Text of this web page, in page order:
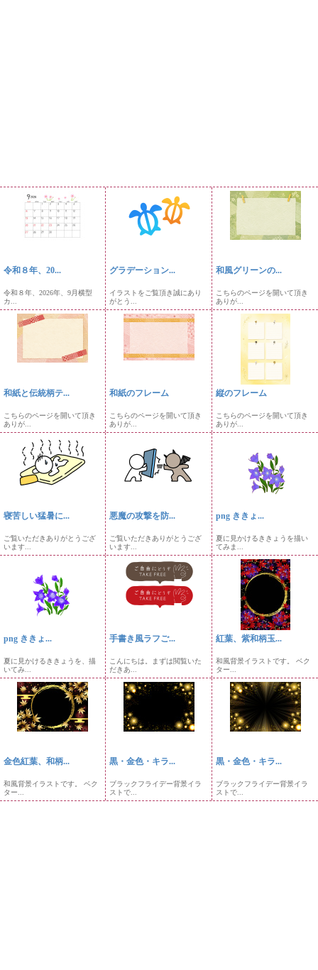
令和８年、20...
令和８年、2026年、9月横型
カ...
グラデーション...
イラストをご覧頂き誠にあり
がとう...
和風グリーンの...
こちらのページを開いて頂き
ありが...
和紙と伝統柄テ...
こちらのページを開いて頂き
ありが...
和紙のフレーム
こちらのページを開いて頂き
ありが...
縦のフレーム
こちらのページを開いて頂き
ありが...
寝苦しい猛暑に...
ご覧いただきありがとうござ
います...
悪魔の攻撃を防...
ご覧いただきありがとうござ
います...
png ききょ...
夏に見かけるききょうを描い
てみま...
png ききょ...
夏に見かけるききょうを、描
いてみ...
手書き風ラフご...
こんにちは。まずは閲覧いた
だきあ...
紅葉、紫和柄玉...
和風背景イラストです。 ベク
ター...
金色紅葉、和柄...
和風背景イラストです。 ベク
ター...
黒・金色・キラ...
ブラックフライデー背景イラ
ストで...
黒・金色・キラ...
ブラックフライデー背景イラ
ストで...